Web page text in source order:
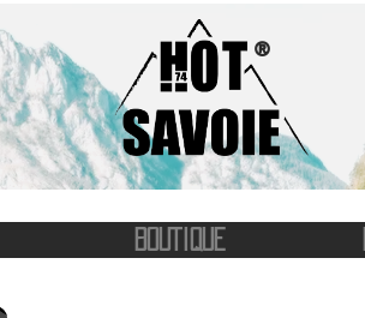
®
BOUTIQUE